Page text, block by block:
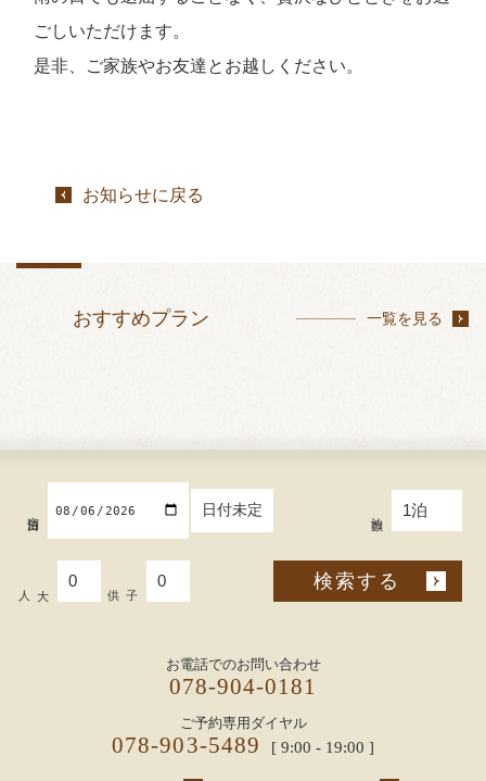
ごしいただけます。
是非、ご家族やお友達とお越しください。
お知らせに戻る
おすすめプラン 一覧を見る
日付未定
検索する
お電話でのお問い合わせ
078-904-0181
ご予約専用ダイヤル
078-903-5489 [ 9:00 - 19:00 ]